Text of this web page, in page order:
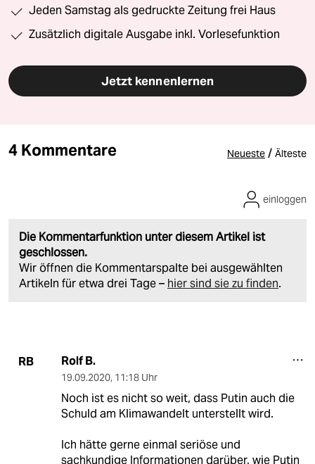
Jeden Samstag als gedruckte Zeitung frei Haus
Zusätzlich digitale Ausgabe inkl. Vorlesefunktion
Jetzt kennenlernen
4 Kommentare Neueste / Älteste
Die Kommentarfunktion unter diesem Artikel ist
geschlossen.
Wir öffnen die Kommentarspalte bei ausgewählten
Artikeln für etwa drei Tage – hier sind sie zu finden.
einloggen
RB Rolf B.
19.09.2020, 11:18 Uhr
Noch ist es nicht so weit, dass Putin auch die
Schuld am Klimawandelt unterstellt wird.
Ich hätte gerne einmal seriöse und
sachkundige Informationen darüber, wie Putin